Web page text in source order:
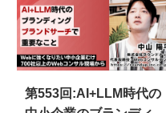
第553回:AI+LLM時代の